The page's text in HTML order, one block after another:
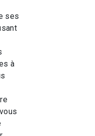
ses
à